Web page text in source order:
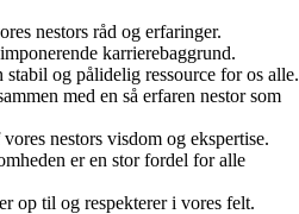
nestors råd og erfaringer.
karrierebaggrund.
og pålidelig ressource for os alle.
med en så erfaren nestor som
nestors visdom og ekspertise.
er en stor fordel for alle
op til og respekterer i vores felt.